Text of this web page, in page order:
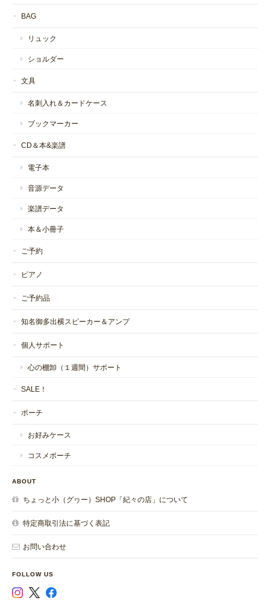
BAG
リュック
ショルダー
文具
名刺入れ＆カードケース
ブックマーカー
CD＆本&楽譜
電子本
音源データ
楽譜データ
本＆小冊子
ご予約
ピアノ
ご予約品
知名御多出横スピーカー＆アンプ
個人サポート
心の棚卸（１週間）サポート
SALE！
ポーチ
お好みケース
コスメポーチ
ABOUT
ちょっと小（グヮー）SHOP「紀々の店」について
特定商取引法に基づく表記
お問い合わせ
FOLLOW US